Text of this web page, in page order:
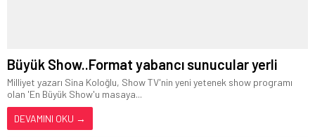
Büyük Show..Format yabancı sunucular yerli
Milliyet yazarı Sina Koloğlu, Show TV'nin yeni yetenek show programı
olan 'En Büyük Show'u masaya...
DEVAMINI OKU →